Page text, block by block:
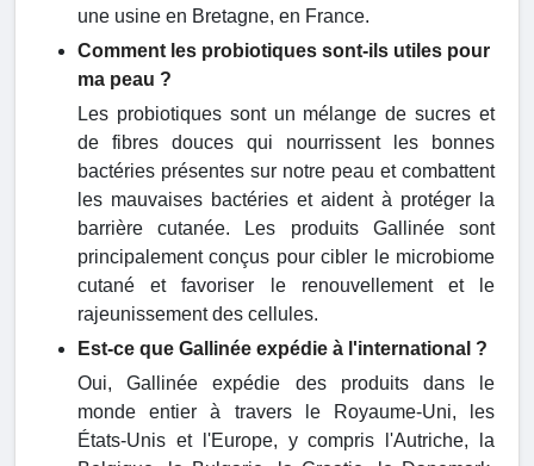
une usine en Bretagne, en France.
Comment les probiotiques sont-ils utiles pour
ma peau ?
Les probiotiques sont un mélange de sucres et
de fibres douces qui nourrissent les bonnes
bactéries présentes sur notre peau et combattent
les mauvaises bactéries et aident à protéger la
barrière cutanée. Les produits Gallinée sont
principalement conçus pour cibler le microbiome
cutané et favoriser le renouvellement et le
rajeunissement des cellules.
Est-ce que Gallinée expédie à l'international ?
Oui, Gallinée expédie des produits dans le
monde entier à travers le Royaume-Uni, les
États-Unis et l'Europe, y compris l'Autriche, la